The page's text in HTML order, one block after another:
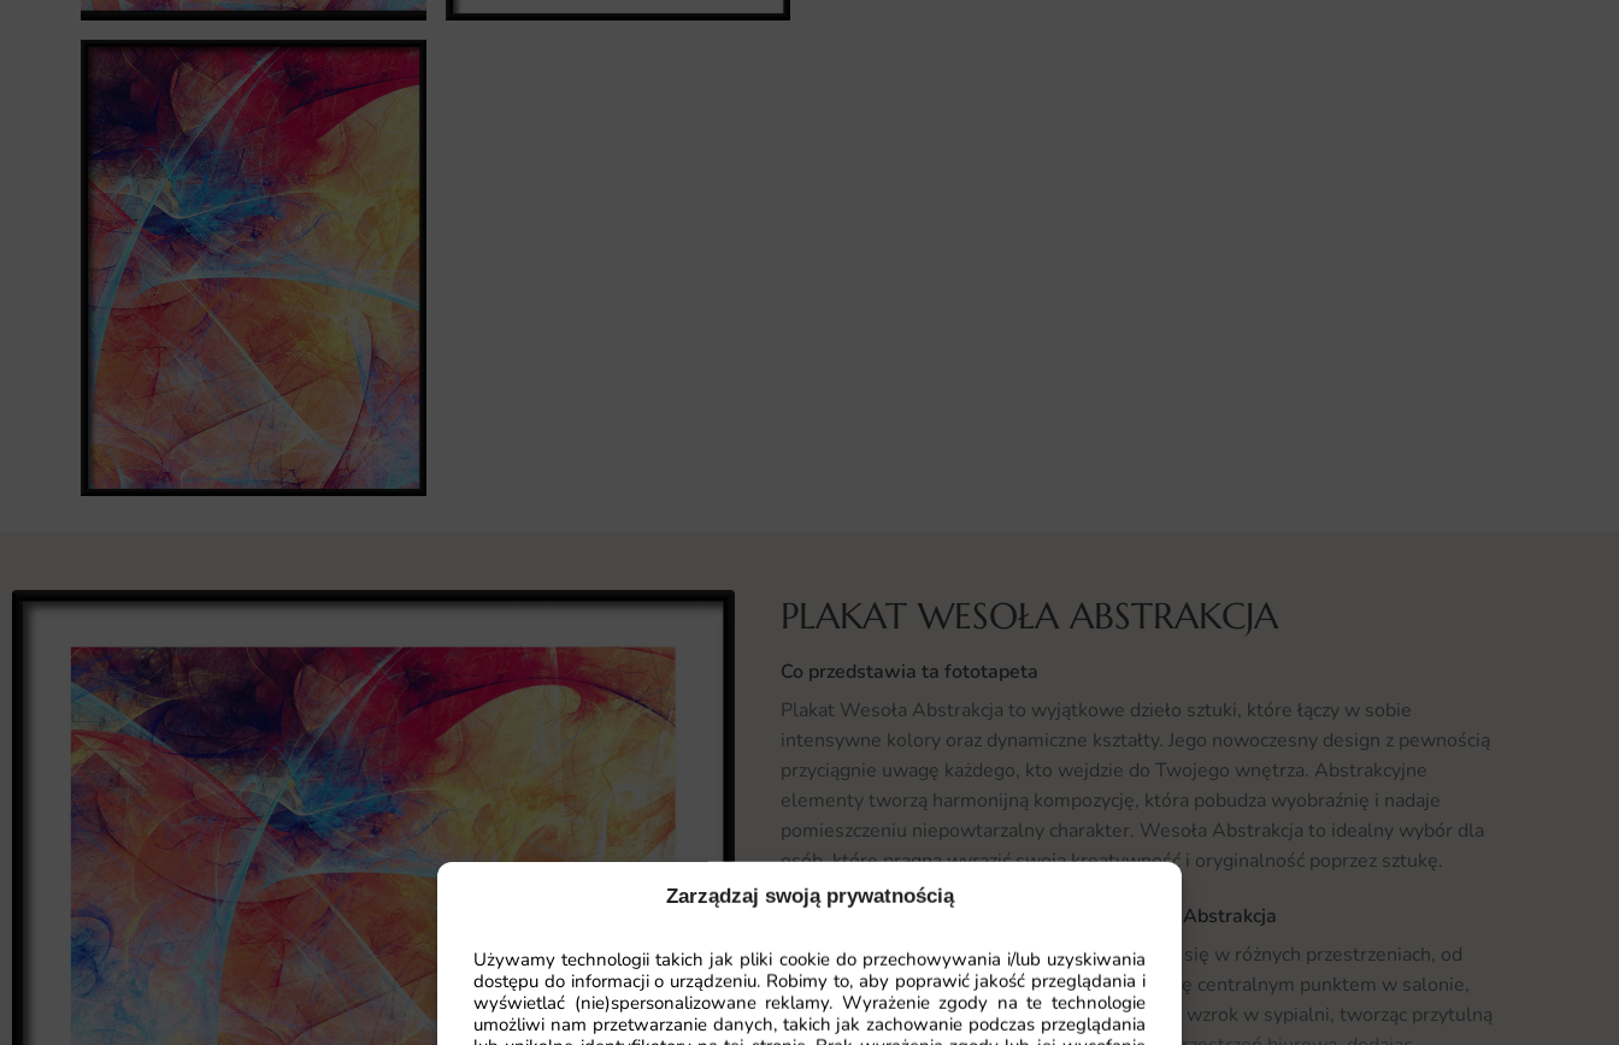
Zarządzaj swoją prywatnością
Używamy technologii takich jak pliki cookie do przechowywania i/lub uzyskiwania
dostępu do informacji o urządzeniu. Robimy to, aby poprawić jakość przeglądania i
wyświetlać (nie)spersonalizowane reklamy. Wyrażenie zgody na te technologie
umożliwi nam przetwarzanie danych, takich jak zachowanie podczas przeglądania
PLAKAT WESOŁA ABSTRAKCJA
Co przedstawia ta fototapeta
Plakat Wesoła Abstrakcja to wyjątkowe dzieło sztuki, które łączy w sobie
intensywne kolory oraz dynamiczne kształty. Jego nowoczesny design z pewnością
przyciągnie uwagę każdego, kto wejdzie do Twojego wnętrza. Abstrakcyjne
elementy tworzą harmonijną kompozycję, która pobudza wyobraźnię i nadaje
pomieszczeniu niepowtarzalny charakter. Wesoła Abstrakcja to idealny wybór dla
osób, które pragną wyrazić swoją kreatywność i oryginalność poprzez sztukę.
Gdzie sprawdzi się fototapeta Plakat Wesoła Abstrakcja
Plakat Wesoła Abstrakcja doskonale sprawdzi się w różnych przestrzeniach, od
nowoczesnych mieszkań po biura. Może stać się centralnym punktem w salonie,
dodając mu energii i świeżości, lub przyciągnąć wzrok w sypialni, tworząc przytulną